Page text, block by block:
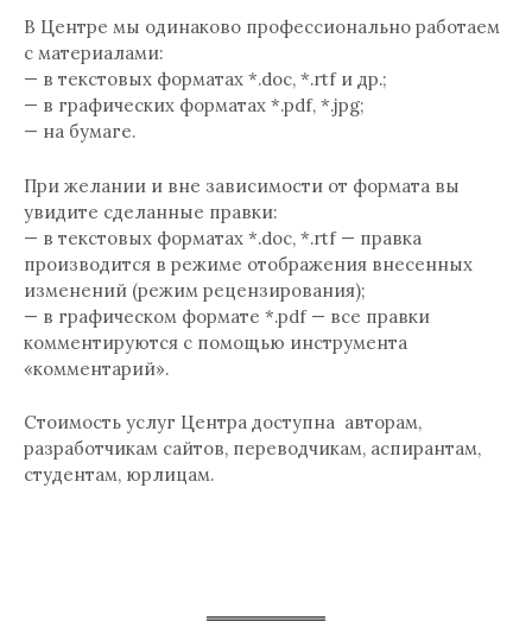
В Центре мы одинаково профессионально работаем
с материалами:
— в текстовых форматах *.doc, *.rtf и др.;
— в графических форматах *.pdf, *.jpg;
— на бумаге.
При желании и вне зависимости от формата вы
увидите сделанные правки:
— в текстовых форматах *.doc, *.rtf — правка
производится в режиме отображения внесенных
изменений (режим рецензирования);
— в графическом формате *.pdf — все правки
комментируются с помощью инструмента
«комментарий».
Стоимость услуг Центра доступна авторам,
разработчикам сайтов, переводчикам, аспирантам,
студентам, юрлицам.